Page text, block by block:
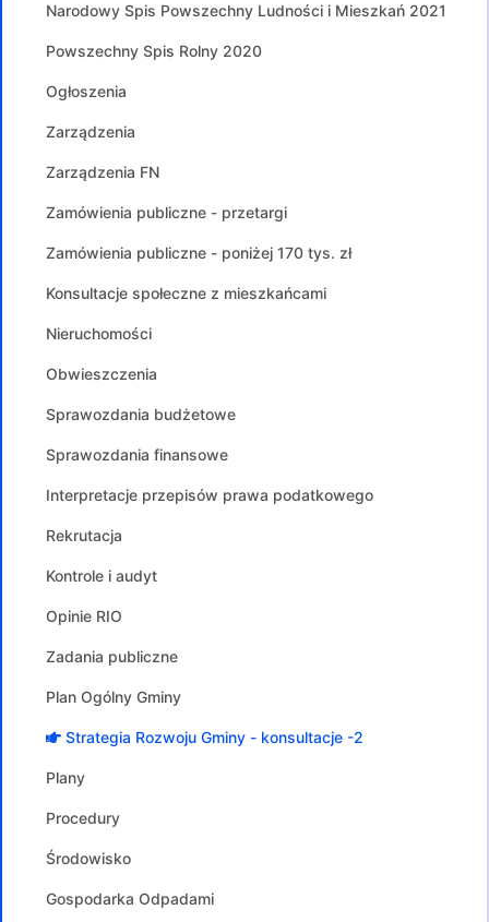
Narodowy Spis Powszechny Ludności i Mieszkań 2021
Powszechny Spis Rolny 2020
Ogłoszenia
Zarządzenia
Zarządzenia FN
Zamówienia publiczne - przetargi
Zamówienia publiczne - poniżej 170 tys. zł
Konsultacje społeczne z mieszkańcami
Nieruchomości
Obwieszczenia
Sprawozdania budżetowe
Sprawozdania finansowe
Interpretacje przepisów prawa podatkowego
Rekrutacja
Kontrole i audyt
Opinie RIO
Zadania publiczne
Plan Ogólny Gminy
Strategia Rozwoju Gminy - konsultacje -2
Plany
Procedury
Środowisko
Gospodarka Odpadami